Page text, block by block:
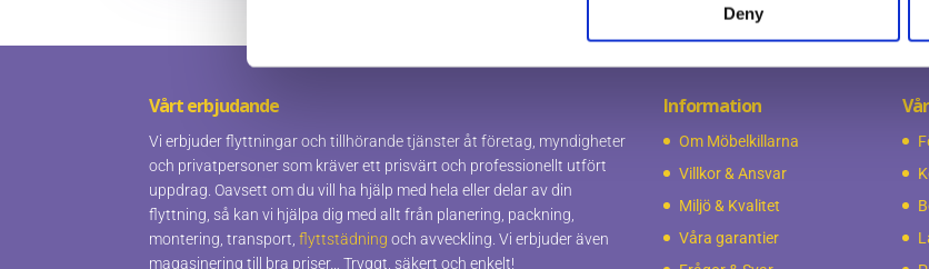
Deny
Vårt erbjudande
Vi erbjuder flyttningar och tillhörande tjänster åt företag, myndigheter
och privatpersoner som kräver ett prisvärt och professionellt utfört
uppdrag. Oavsett om du vill ha hjälp med hela eller delar av din
flyttning, så kan vi hjälpa dig med allt från planering, packning,
montering, transport,flyttstädning och avveckling. Vi erbjuder även
magasinering till bra priser… Tryggt, säkert och enkelt!
Information
Om Möbelkillarna
Villkor & Ansvar
Miljö & Kvalitet
Våra garantier